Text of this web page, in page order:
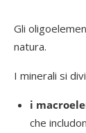
Gli
natura.
I minerali si
i
che